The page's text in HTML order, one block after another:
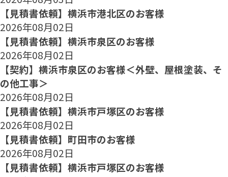
【見積書依頼】横浜市港北区のお客様
2026年08月02日
【見積書依頼】横浜市泉区のお客様
2026年08月02日
【契約】横浜市泉区のお客様＜外壁、屋根塗装、そ
の他工事＞
2026年08月02日
【見積書依頼】横浜市戸塚区のお客様
2026年08月02日
【見積書依頼】町田市のお客様
2026年08月02日
【見積書依頼】横浜市戸塚区のお客様